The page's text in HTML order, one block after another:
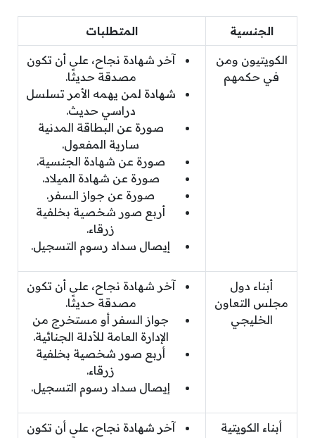
الجنسية المتطلبات
الكويتيون ومن
في حكمهم
آخر شهادة نجاح، على أن تكون
مصدقة حديثًا.
شهادة لمن يهمه الأمر تسلسل
دراسي حديث.
صورة عن البطاقة المدنية
سارية المفعول.
صورة عن شهادة الجنسية.
صورة عن شهادة الميلاد.
صورة عن جواز السفر.
أربع صور شخصية بخلفية
زرقاء.
إيصال سداد رسوم التسجيل.
أبناء دول
مجلس التعاون
الخليجي
آخر شهادة نجاح، على أن تكون
مصدقة حديثًا.
جواز السفر أو مستخرج من
الإدارة العامة للأدلة الجنائية.
أربع صور شخصية بخلفية
زرقاء.
إيصال سداد رسوم التسجيل.
أبناء الكويتية
آخر شهادة نجاح، على أن تكون